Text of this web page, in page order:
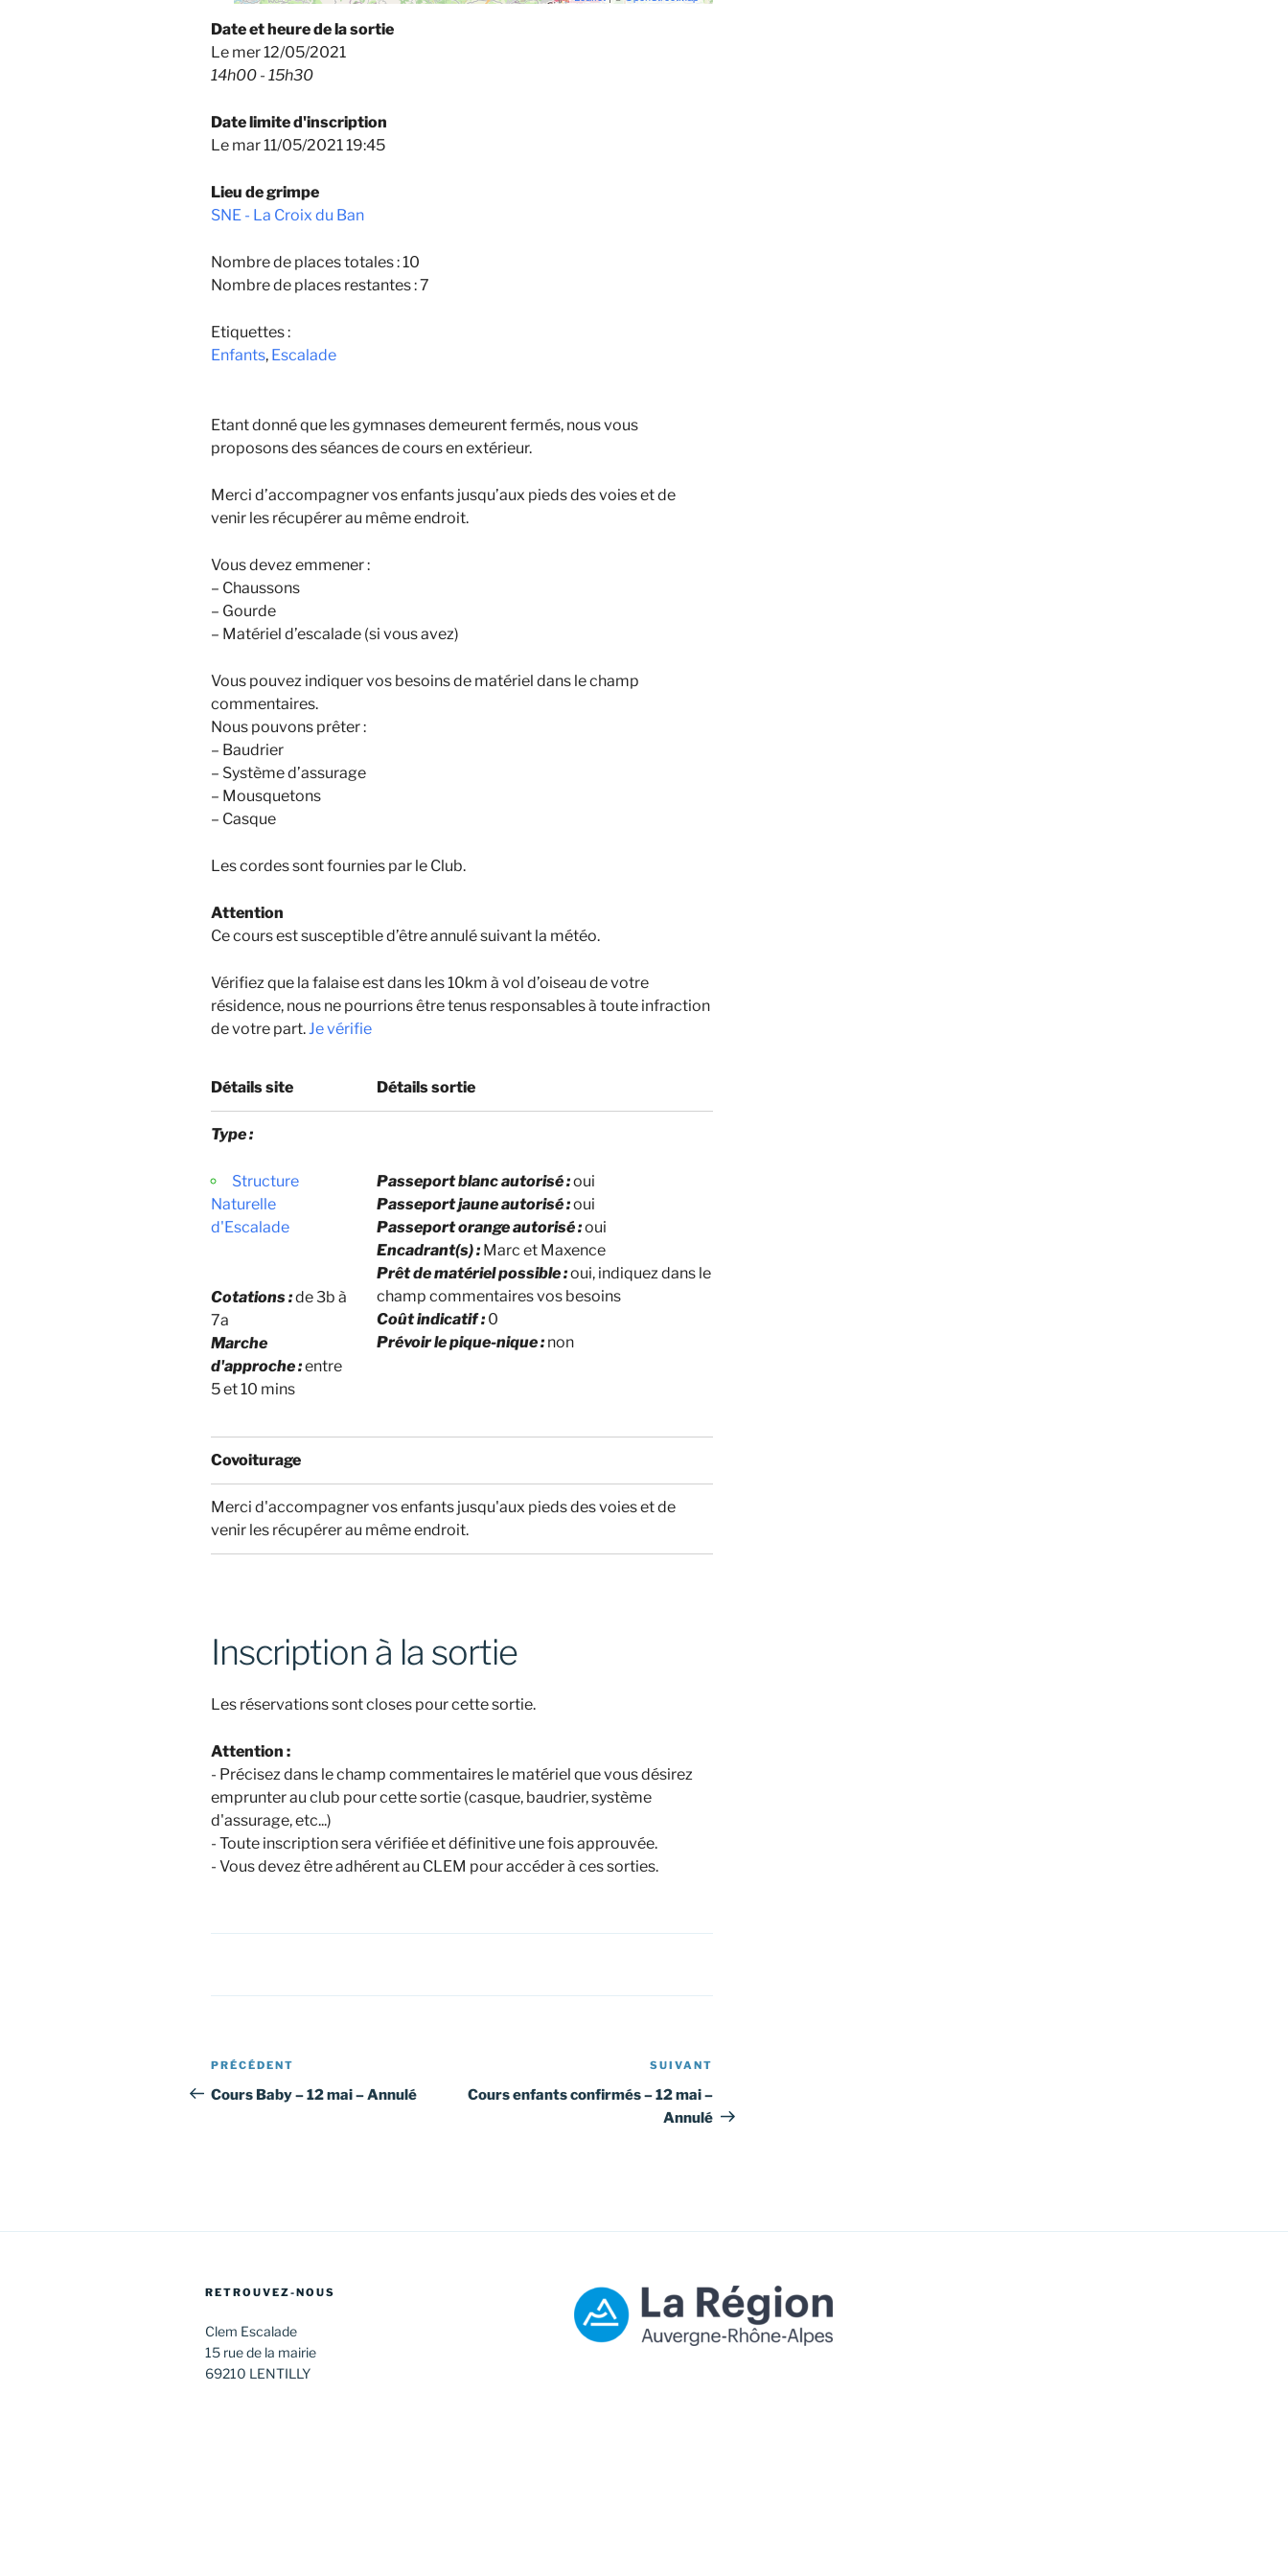
Date et heure de la sortie
Le mer 12/05/2021
14h00 - 15h30
Date limite d'inscription
Le mar 11/05/2021 19:45
Lieu de grimpe
SNE - La Croix du Ban
Nombre de places totales : 10
Nombre de places restantes : 7
Etiquettes :
Enfants, Escalade
Etant donné que les gymnases demeurent fermés, nous vous
proposons des séances de cours en extérieur.
Merci d’accompagner vos enfants jusqu’aux pieds des voies et de
venir les récupérer au même endroit.
Vous devez emmener :
– Chaussons
– Gourde
– Matériel d’escalade (si vous avez)
Vous pouvez indiquer vos besoins de matériel dans le champ
commentaires.
Nous pouvons prêter :
– Baudrier
– Système d’assurage
– Mousquetons
– Casque
Les cordes sont fournies par le Club.
Attention
Ce cours est susceptible d’être annulé suivant la météo.
Vérifiez que la falaise est dans les 10km à vol d’oiseau de votre
résidence, nous ne pourrions être tenus responsables à toute infraction
de votre part. Je vérifie
Détails site Détails sortie
Type :
Structure
Naturelle
d'Escalade
Cotations :de 3b à
7a
Marche
d'approche :entre
5 et 10 mins
Passeport blanc autorisé :oui
Passeport jaune autorisé :oui
Passeport orange autorisé :oui
Encadrant(s) : Marc et Maxence
Prêt de matériel possible :oui, indiquez dans le
champ commentaires vos besoins
Coût indicatif : 0
Prévoir le pique-nique : non
Covoiturage
Merci d'accompagner vos enfants jusqu'aux pieds des voies et de
venir les récupérer au même endroit.
Inscription à la sortie
Les réservations sont closes pour cette sortie.
Attention :
- Précisez dans le champ commentaires le matériel que vous désirez
emprunter au club pour cette sortie (casque, baudrier, système
d'assurage, etc...)
- Toute inscription sera vérifiée et définitive une fois approuvée.
- Vous devez être adhérent au CLEM pour accéder à ces sorties.
Navigation
de
Article
précédent
PRÉCÉDENT
Cours Baby – 12 mai – Annulé
SUIVANT
Cours enfants confirmés – 12 mai –
Annulé
RETROUVEZ-NOUS
Clem Escalade
15 rue de la mairie
69210 LENTILLY